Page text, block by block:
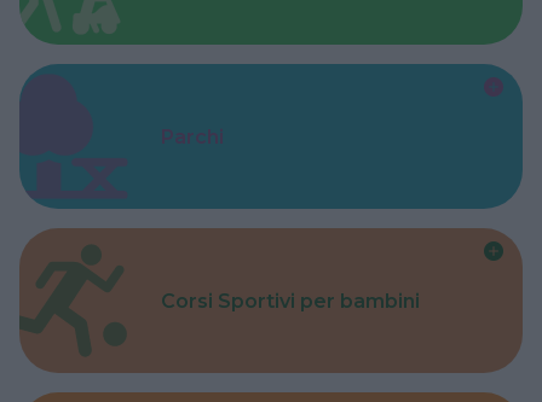
Parchi
Corsi Sportivi per bambini